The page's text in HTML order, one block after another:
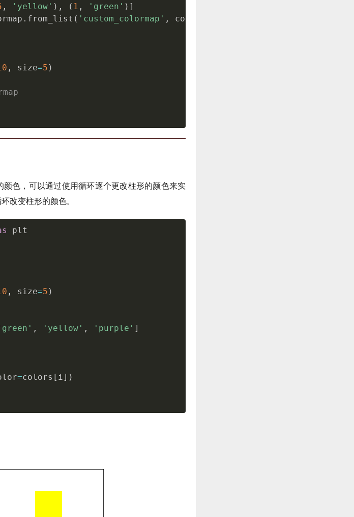
, 'yellow' ) , ( 1 , 'green' ) ]
. from_list ( 'custom_colormap' , colors
, size=5 )
色，可以通过使用循环逐个更改柱形的颜色来实
改变柱形的颜色。
, size=5 )
, 'yellow' , 'purple' ]
=colors [ i] )